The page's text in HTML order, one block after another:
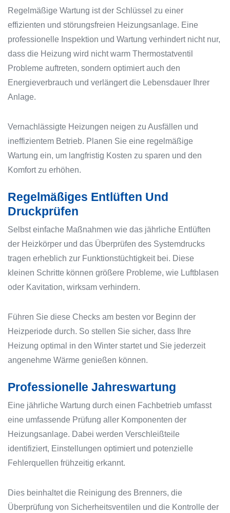
Regelmäßige Wartung ist der Schlüssel zu einer
effizienten und störungsfreien Heizungsanlage. Eine
professionelle Inspektion und Wartung verhindert nicht nur,
dass die Heizung wird nicht warm Thermostatventil
Probleme auftreten, sondern optimiert auch den
Energieverbrauch und verlängert die Lebensdauer Ihrer
Anlage.
Vernachlässigte Heizungen neigen zu Ausfällen und
ineffizientem Betrieb. Planen Sie eine regelmäßige
Wartung ein, um langfristig Kosten zu sparen und den
Komfort zu erhöhen.
Regelmäßiges Entlüften Und
Druckprüfen
Selbst einfache Maßnahmen wie das jährliche Entlüften
der Heizkörper und das Überprüfen des Systemdrucks
tragen erheblich zur Funktionstüchtigkeit bei. Diese
kleinen Schritte können größere Probleme, wie Luftblasen
oder Kavitation, wirksam verhindern.
Führen Sie diese Checks am besten vor Beginn der
Heizperiode durch. So stellen Sie sicher, dass Ihre
Heizung optimal in den Winter startet und Sie jederzeit
angenehme Wärme genießen können.
Professionelle Jahreswartung
Eine jährliche Wartung durch einen Fachbetrieb umfasst
eine umfassende Prüfung aller Komponenten der
Heizungsanlage. Dabei werden Verschleißteile
identifiziert, Einstellungen optimiert und potenzielle
Fehlerquellen frühzeitig erkannt.
Dies beinhaltet die Reinigung des Brenners, die
Überprüfung von Sicherheitsventilen und die Kontrolle der